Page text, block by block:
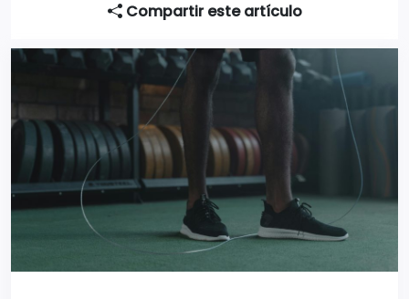
Compartir este artículo